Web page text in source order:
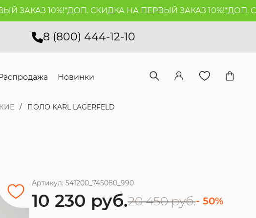
10%!*ДОП. СКИДКА НА ПЕРВЫЙ ЗАКАЗ 10%!*ДОП.
8 (800) 444-12-10
Новинки
ПОЛО KARL LAGERFELD
Артикул: 541200_745080_990
10 230 руб.20 450 руб.- 50%